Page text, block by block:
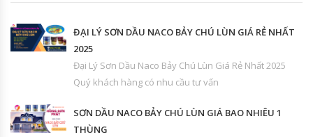
ĐẠI LÝ SƠN DẦU NACO BẢY CHÚ LÙN GIÁ RẺ NHẤT
2025
Đại Lý Sơn Dầu Naco Bảy Chú Lùn Giá Rẻ Nhất 2025
Quý khách hàng có nhu cầu tư vấn
SƠN DẦU NACO BẢY CHÚ LÙN GIÁ BAO NHIÊU 1
THÙNG